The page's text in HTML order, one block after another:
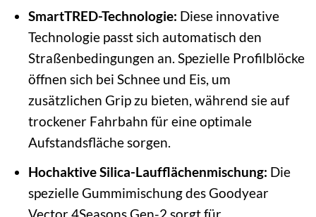
SmartTRED-Technologie: Diese innovative
Technologie passt sich automatisch den
Straßenbedingungen an. Spezielle Profilblöcke
öffnen sich bei Schnee und Eis, um
zusätzlichen Grip zu bieten, während sie auf
trockener Fahrbahn für eine optimale
Aufstandsfläche sorgen.
Hochaktive Silica-Laufflächenmischung: Die
spezielle Gummimischung des Goodyear